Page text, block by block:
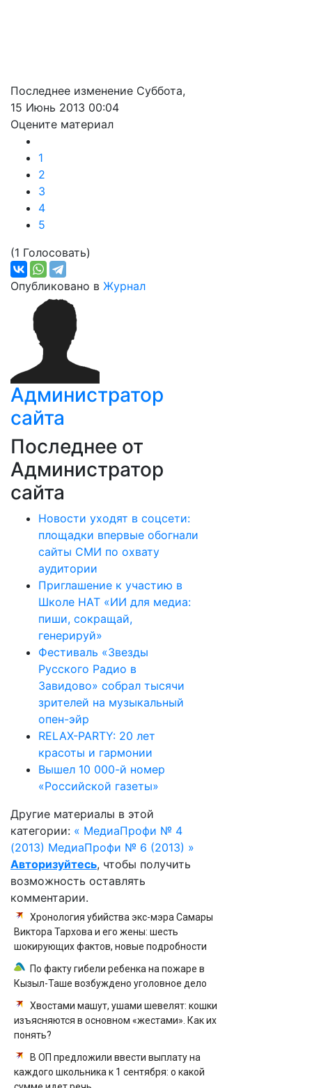
Последнее изменение Суббота,
15 Июнь 2013 00:04
Оцените материал
1
2
3
4
5
(1 Голосовать)
Опубликовано в Журнал
Администратор
сайта
Последнее от
Администратор
сайта
Новости уходят в соцсети:
площадки впервые обогнали
сайты СМИ по охвату
аудитории
Приглашение к участию в
Школе НАТ «ИИ для медиа:
пиши, сокращай,
генерируй»
Фестиваль «Звезды
Русского Радио в
Завидово» собрал тысячи
зрителей на музыкальный
опен-эйр
RELAX-PARTY: 20 лет
красоты и гармонии
Вышел 10 000-й номер
«Российской газеты»
Другие материалы в этой
категории: « МедиаПрофи № 4
(2013) МедиаПрофи № 6 (2013) »
Авторизуйтесь, чтобы получить
возможность оставлять
комментарии.
Хронология убийства экс-мэра Самары
Виктора Тархова и его жены: шесть
шокирующих фактов, новые подробности
По факту гибели ребенка на пожаре в
Кызыл-Таше возбуждено уголовное дело
Хвостами машут, ушами шевелят: кошки
изъясняются в основном «жестами». Как их
понять?
В ОП предложили ввести выплату на
каждого школьника к 1 сентября: о какой